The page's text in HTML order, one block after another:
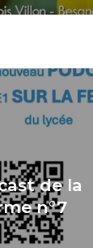
de la
n°7